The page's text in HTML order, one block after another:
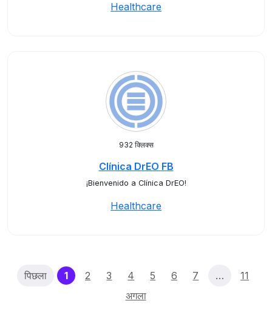
Healthcare
932 क्लिक्स
Clínica DrEO FB
¡Bienvenido a Clínica DrEO!
Healthcare
पिछला 1(current)
2 3 4 5 6 7 …
11
अगला